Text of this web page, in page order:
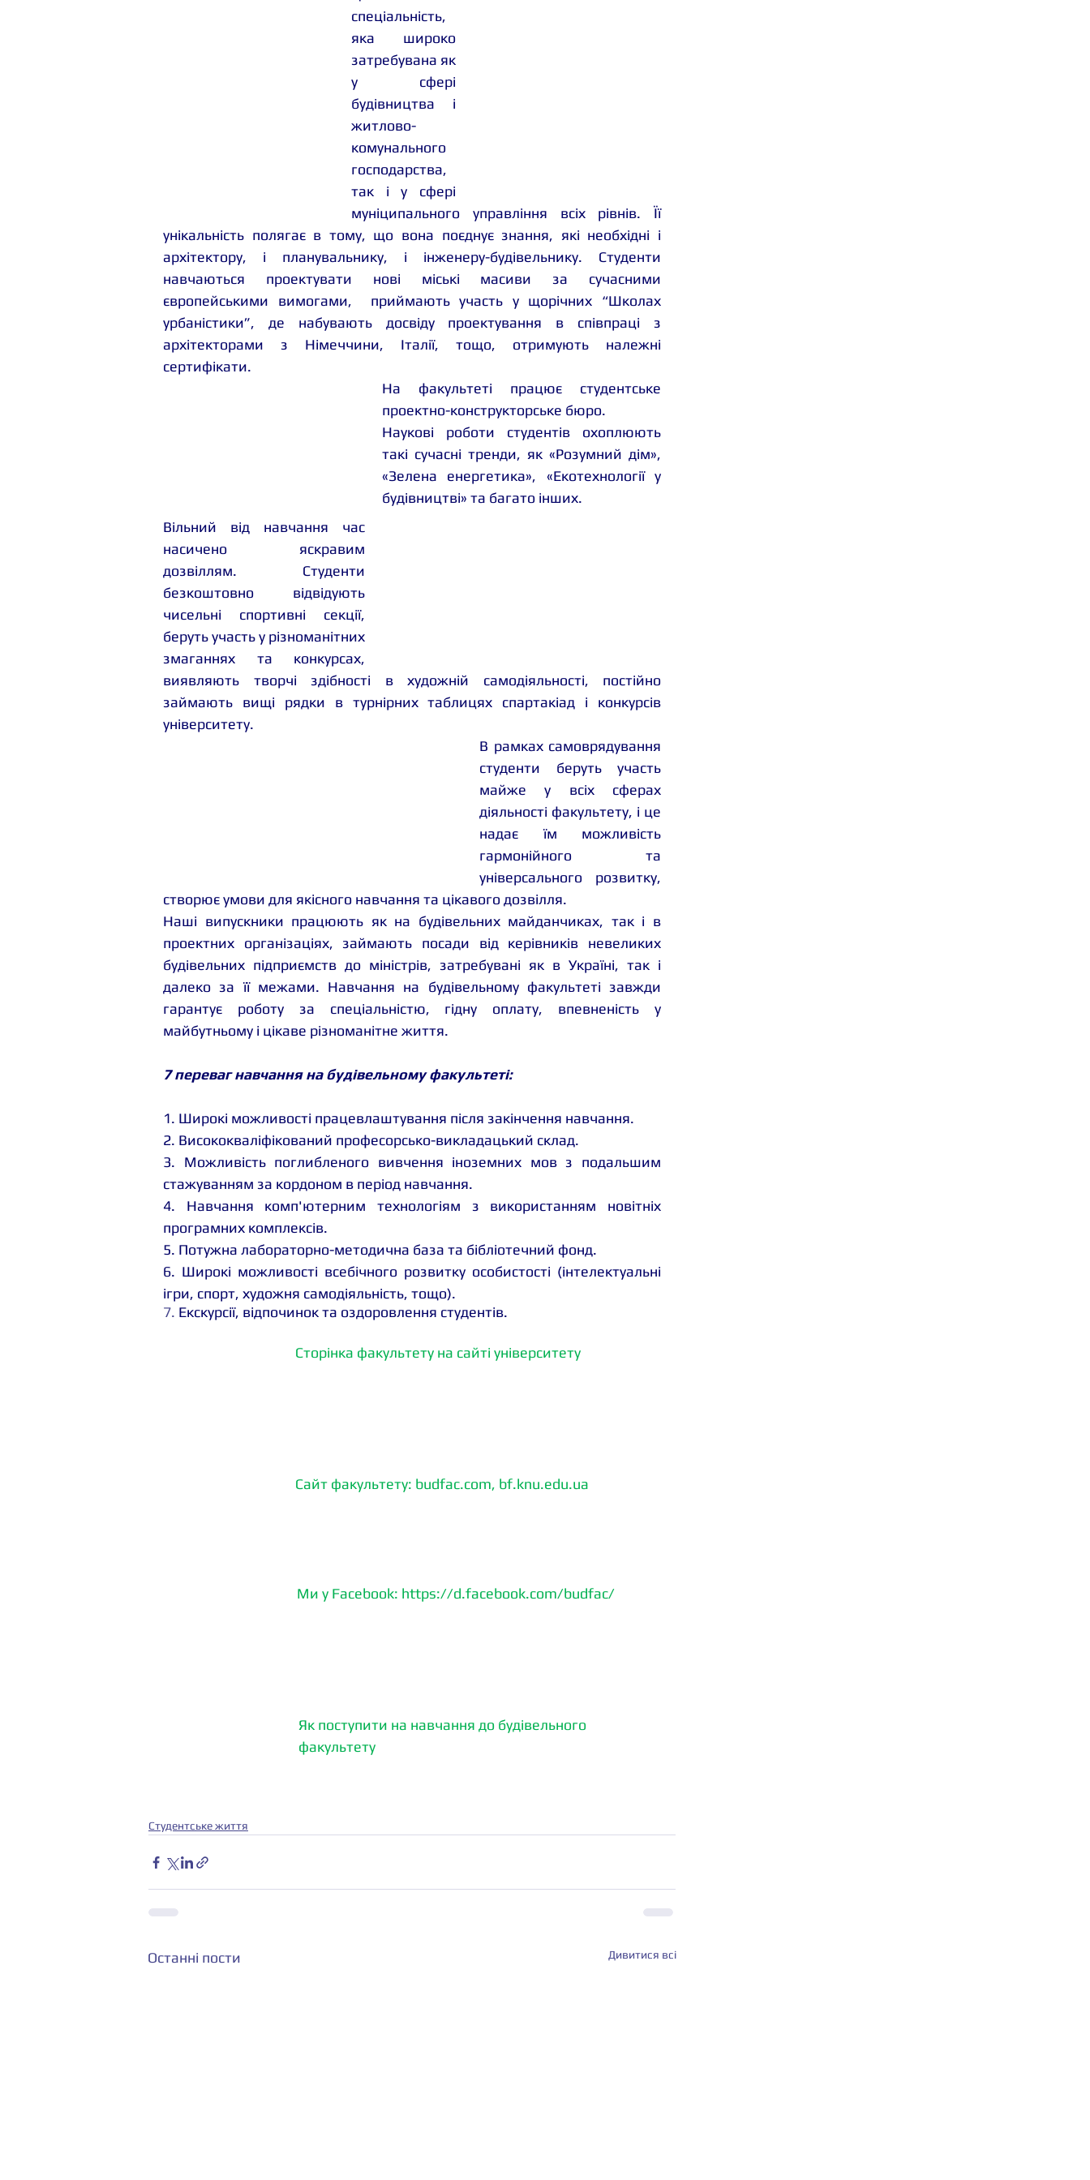
спеціальність,
яка широко
затребувана як
у сфері
будівництва і
житлово-
комунального
господарства,
так і у сфері
муніципального управління всіх рівнів. Її
унікальність полягає в тому, що вона поєднує знання, які необхідні і
архітектору, і планувальнику, і інженеру-будівельнику. Студенти
навчаються проектувати нові міські масиви за сучасними
європейськими вимогами,  приймають участь у щорічних “Школах
урбаністики”, де набувають досвіду проектування в співпраці з
архітекторами з Німеччини, Італії, тощо, отримують належні
сертифікати.
На факультеті працює студентське
проектно-конструкторське бюро.
Наукові роботи студентів охоплюють
такі сучасні тренди, як «Розумний дім»,
«Зелена енергетика», «Екотехнології у
будівництві» та багато інших.
Вільний від навчання час
насичено яскравим
дозвіллям. Студенти
безкоштовно відвідують
чисельні спортивні секції,
беруть участь у різноманітних
змаганнях та конкурсах,
виявляють творчі здібності в художній самодіяльності, постійно
займають вищі рядки в турнірних таблицях спартакіад і конкурсів
університету.
В рамках самоврядування
студенти беруть участь
майже у всіх сферах
діяльності факультету, і це
надає їм можливість
гармонійного та
універсального розвитку,
створює умови для якісного навчання та цікавого дозвілля.
Наші випускники працюють як на будівельних майданчиках, так і в
проектних організаціях, займають посади від керівників невеликих
будівельних підприємств до міністрів, затребувані як в Україні, так і
далеко за її межами. Навчання на будівельному факультеті завжди
гарантує роботу за спеціальністю, гідну оплату, впевненість у
майбутньому і цікаве різноманітне життя.
7 переваг навчання на будівельному факультеті:
1. Широкі можливості працевлаштування після закінчення навчання.
2. Висококваліфікований професорсько-викладацький склад.
3. Можливість поглибленого вивчення іноземних мов з подальшим
стажуванням за кордоном в період навчання.
4. Навчання комп'ютерним технологіям з використанням новітніх
програмних комплексів.
5. Потужна лабораторно-методична база та бібліотечний фонд.
6. Широкі можливості всебічного розвитку особистості (інтелектуальні
ігри, спорт, художня самодіяльність, тощо).
7. Екскурсії, відпочинок та оздоровлення студентів.
Сторінка факультету на сайті університету
Cайт факультету: budfac.com, bf.knu.edu.ua
Ми у Facebook: https://d.facebook.com/budfac/
Як поступити на навчання до будівельного
факультету
Студентське життя
Останні пости Дивитися всі